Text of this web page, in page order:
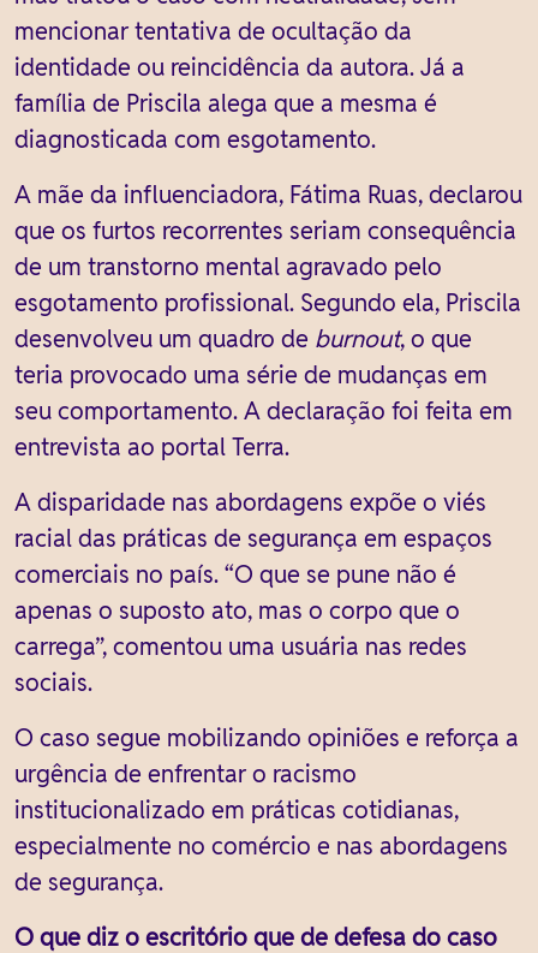
mencionar tentativa de ocultação da
identidade ou reincidência da autora. Já a
família de Priscila alega que a mesma é
diagnosticada com esgotamento.
A mãe da influenciadora, Fátima Ruas, declarou
que os furtos recorrentes seriam consequência
de um transtorno mental agravado pelo
esgotamento profissional. Segundo ela, Priscila
desenvolveu um quadro de burnout, o que
teria provocado uma série de mudanças em
seu comportamento. A declaração foi feita em
entrevista ao portal Terra.
A disparidade nas abordagens expõe o viés
racial das práticas de segurança em espaços
comerciais no país. “O que se pune não é
apenas o suposto ato, mas o corpo que o
carrega”, comentou uma usuária nas redes
sociais.
O caso segue mobilizando opiniões e reforça a
urgência de enfrentar o racismo
institucionalizado em práticas cotidianas,
especialmente no comércio e nas abordagens
de segurança.
O que diz o escritório que de defesa do caso